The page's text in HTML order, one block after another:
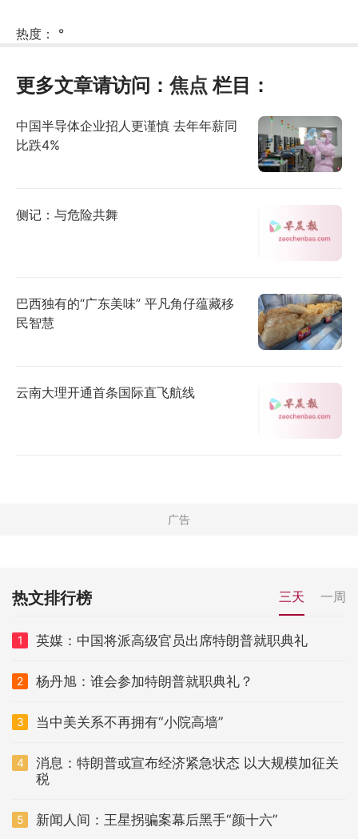
热度： °
更多文章请访问： 焦点 栏目：
中国半导体企业招人更谨慎 去年年薪同
比跌4%
侧记：与危险共舞
巴西独有的“广东美味” 平凡角仔蕴藏移
民智慧
云南大理开通首条国际直飞航线
热文排行榜 三天 一周
1 英媒：中国将派高级官员出席特朗普就职典礼
2 杨丹旭：谁会参加特朗普就职典礼？
3 当中美关系不再拥有“小院高墙”
4
消息：特朗普或宣布经济紧急状态 以大规模加征关
税
5 新闻人间：王星拐骗案幕后黑手“颜十六”